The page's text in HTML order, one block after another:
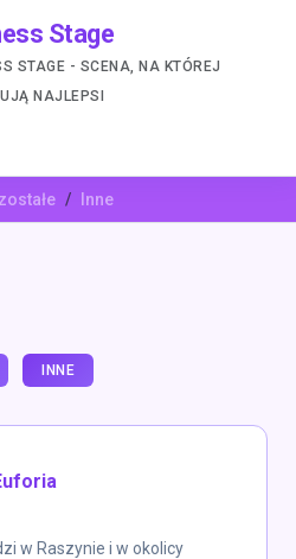
Stage
STAGE - SCENA, NA KTÓREJ
NAJLEPSI
Inne
INNE
w Raszynie i w okolicy